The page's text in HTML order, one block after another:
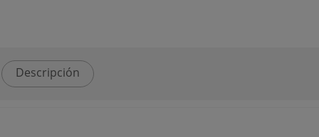
Descripción